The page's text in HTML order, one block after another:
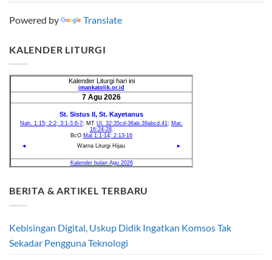
Powered by Translate
KALENDER LITURGI
BERITA & ARTIKEL TERBARU
Kebisingan Digital, Uskup Didik Ingatkan Komsos Tak
Sekadar Pengguna Teknologi